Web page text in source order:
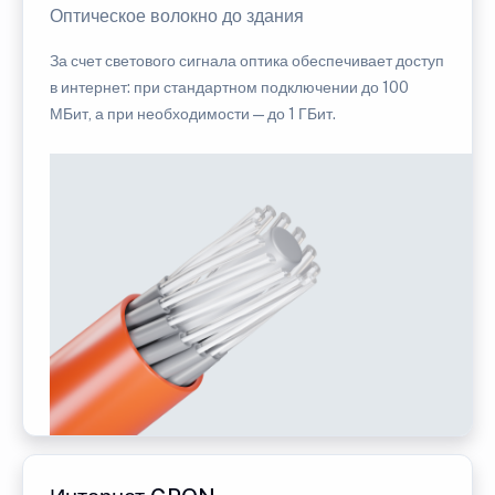
Оптическое волокно до здания
За счет светового сигнала оптика обеспечивает доступ
в интернет: при стандартном подключении до 100
МБит, а при необходимости — до 1 ГБит.